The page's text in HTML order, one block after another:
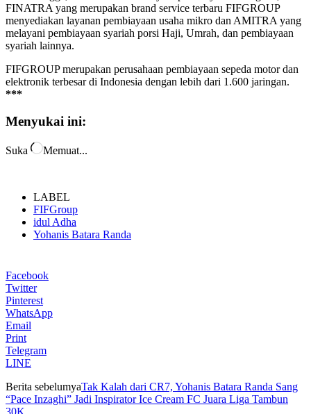
FINATRA yang merupakan brand service terbaru FIFGROUP
menyediakan layanan pembiayaan usaha mikro dan AMITRA yang
melayani pembiayaan syariah porsi Haji, Umrah, dan pembiayaan
syariah lainnya.
FIFGROUP merupakan perusahaan pembiayaan sepeda motor dan
elektronik terbesar di Indonesia dengan lebih dari 1.600 jaringan.
***
Menyukai ini:
Suka Memuat...
LABEL
FIFGroup
idul Adha
Yohanis Batara Randa
Facebook
Twitter
Pinterest
WhatsApp
Email
Print
Telegram
LINE
Berita sebelumyaTak Kalah dari CR7, Yohanis Batara Randa Sang
“Pace Inzaghi” Jadi Inspirator Ice Cream FC Juara Liga Tambun